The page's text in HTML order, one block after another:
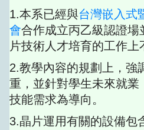
1.本系已經與台灣嵌入式
會合作成立丙乙級認證場
片技術人才培育的工作上
2.教學內容的規劃上，強
重，並針對學生未來就業
技能需求為導向。
3.晶片運用有關的設備包